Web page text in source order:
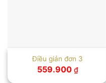
Điều giản đơn 3
559.900 ₫